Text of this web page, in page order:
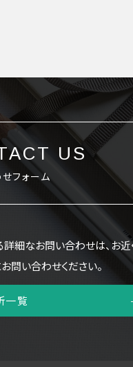
US
フォーム
細なお問い合わせは、お近
問い合わせください。
一覧